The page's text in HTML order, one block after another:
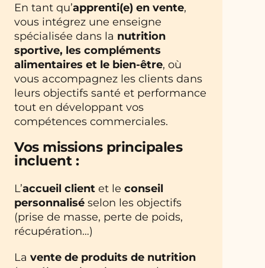
En tant qu’apprenti(e) en vente,
vous intégrez une enseigne
spécialisée dans la nutrition
sportive, les compléments
alimentaires et le bien-être, où
vous accompagnez les clients dans
leurs objectifs santé et performance
tout en développant vos
compétences commerciales.
Vos missions principales
incluent :
L’accueil client et le conseil
personnalisé selon les objectifs
(prise de masse, perte de poids,
récupération…)
La vente de produits de nutrition